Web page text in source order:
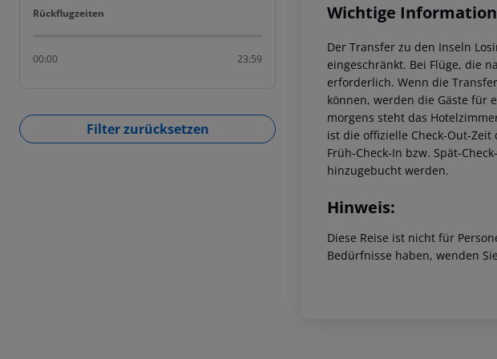
Rückflugzeiten
Rückflugzeiten
00:00 23:59
Filter zurücksetzen
Wichtige
Der Transfer zu den Inseln
eingeschränkt. Bei Flüge, die
erforderlich. Wenn die
können, werden die Gäste für
morgens steht das
ist die offizielle Check-Out-Zeit
Früh-Check-In bzw. Spät-
hinzugebucht werden.
Hinweis:
Diese Reise ist nicht für
Bedürfnisse haben, wenden